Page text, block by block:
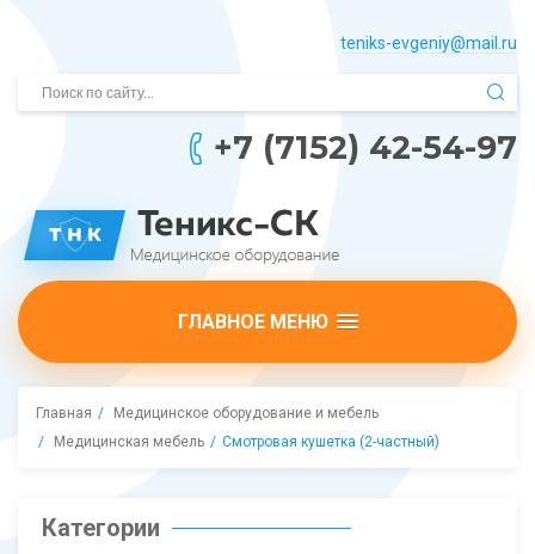
teniks-evgeniy@mail.­ru
+7 (7152) 42-54-97
ГЛАВНОЕ МЕНЮ
Главная
Медицинское оборудование и мебель
Медицинская мебель
Смотровая кушетка (2-частный)
Категории